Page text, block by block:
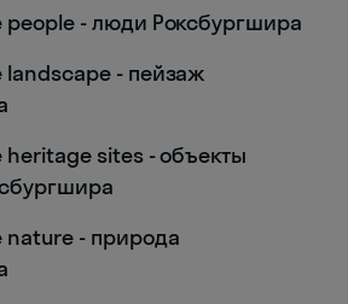
people - люди Роксбургшира
landscape - пейзаж
heritage sites - объекты
nature - природа